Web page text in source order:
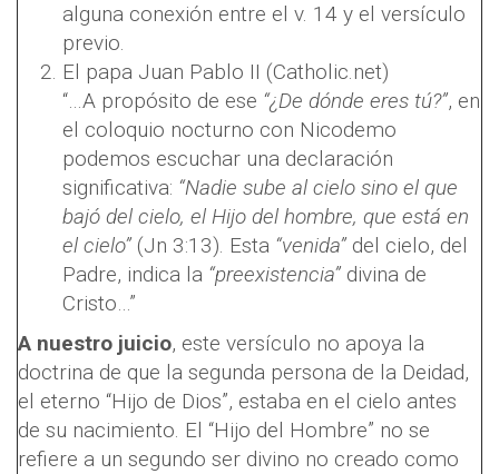
alguna conexión entre el v. 14 y el versículo
previo.
El papa Juan Pablo II (Catholic.net)
“…A propósito de ese “¿De dónde eres tú?”, en
el coloquio nocturno con Nicodemo
podemos escuchar una declaración
significativa: “Nadie sube al cielo sino el que
bajó del cielo, el Hijo del hombre, que está en
el cielo” (Jn 3:13). Esta “venida”del cielo, del
Padre, indica la “preexistencia”divina de
Cristo…”
A nuestro juicio, este versículo no apoya la
doctrina de que la segunda persona de la Deidad,
el eterno “Hijo de Dios”, estaba en el cielo antes
de su nacimiento. El “Hijo del Hombre” no se
refiere a un segundo ser divino no creado como